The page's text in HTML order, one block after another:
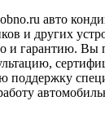
авто
и других
и гарантию. Вы
поддержку